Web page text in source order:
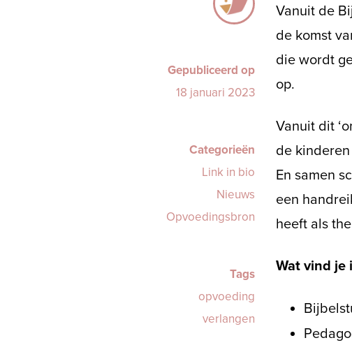
Gepubliceerd op
18 januari 2023
Categorieën
Link in bio
Nieuws
Opvoedingsbron
Tags
opvoeding
verlangen
Vanuit de
de komst
die wordt
op.
Vanuit dit
de
En samen
een
heeft als
Wat vind je